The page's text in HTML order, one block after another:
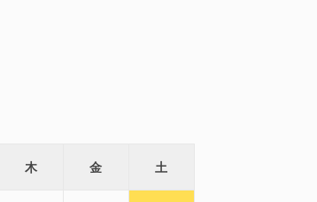
木 金 土